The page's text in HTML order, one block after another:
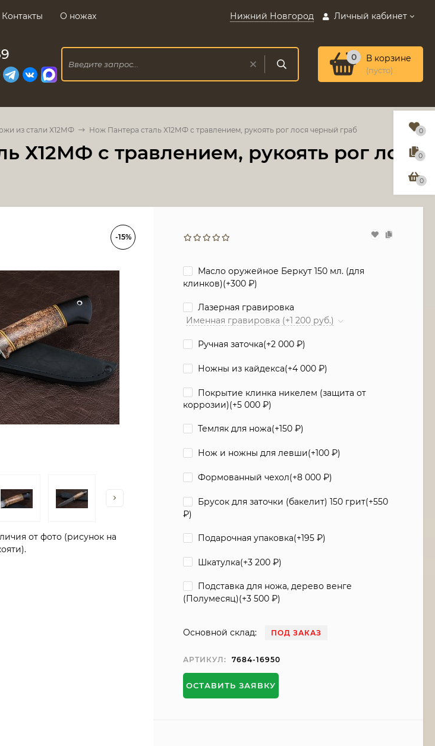
Контакты О ножах Нижний Новгород Личный кабинет
0 В корзине
(пусто)
из стали Х12МФ Нож Пантера сталь Х12МФ с травлением, рукоять рог лося черный граб
Х12МФ с травлением, рукоять рог лося
-15%
от фото (рисунок на
Масло оружейное Беркут 150 мл. (для
клинков)(+300₽)
Лазерная гравировка
Именная гравировка (+1 200 руб.)
Ручная заточка(+2 000₽)
Ножны из кайдекса(+4 000₽)
Покрытие клинка никелем (защита от
коррозии)(+5 000₽)
Темляк для ножа(+150₽)
Нож и ножны для левши(+100₽)
Формованный чехол(+8 000₽)
Брусок для заточки (бакелит) 150 грит(+550
₽)
Подарочная упаковка(+195₽)
Шкатулка(+3 200₽)
Подставка для ножа, дерево венге
(Полумесяц)(+3 500₽)
Основной склад: ПОД ЗАКАЗ
АРТИКУЛ: 7684-16950
ОСТАВИТЬ ЗАЯВКУ
0
0
0